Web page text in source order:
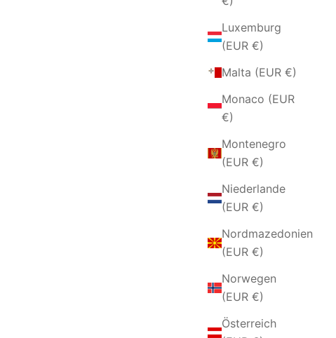
Luxemburg
(EUR €)
Malta (EUR €)
Monaco (EUR
€)
Montenegro
(EUR €)
Niederlande
(EUR €)
Nordmazedonien
(EUR €)
Norwegen
(EUR €)
Österreich
SATINKUGEL-ARMBAND AUS
SILBER UND RUTHENIUM
ANGEBOT
€84,00 EUR